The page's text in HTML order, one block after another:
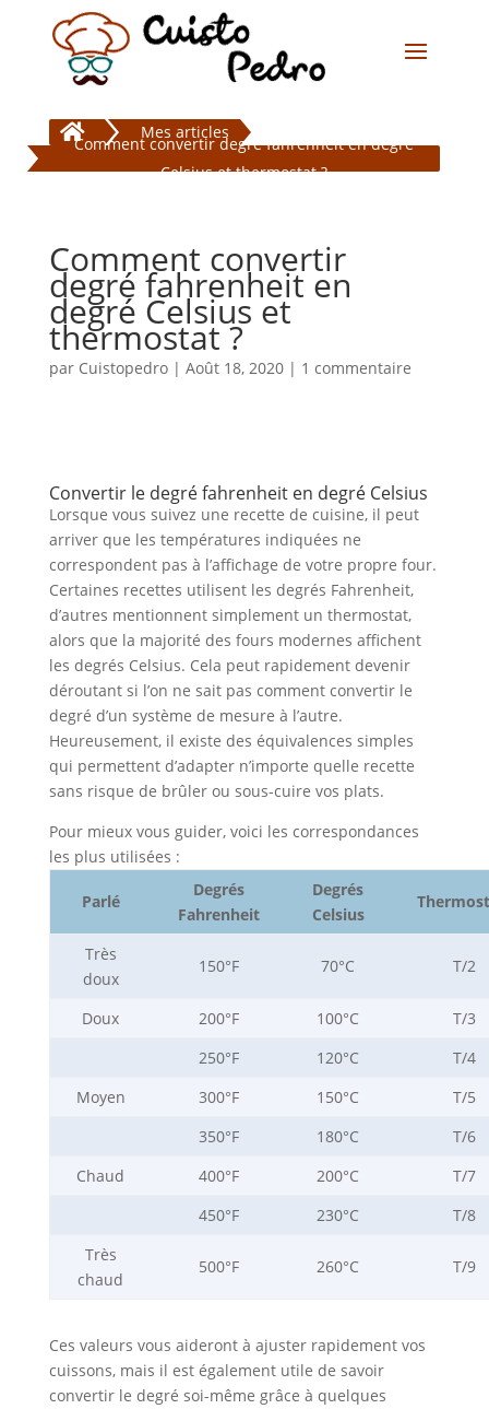
 Mes articles
Comment convertir degré fahrenheit en degré
Celsius et thermostat ?
Comment convertir
degré fahrenheit en
degré Celsius et
thermostat ?
par Cuistopedro| Août 18, 2020| 1 commentaire
Convertir le degré fahrenheit en degré Celsius
Lorsque vous suivez une recette de cuisine, il peut
arriver que les températures indiquées ne
correspondent pas à l’affichage de votre propre four.
Certaines recettes utilisent les degrés Fahrenheit,
d’autres mentionnent simplement un thermostat,
alors que la majorité des fours modernes affichent
les degrés Celsius. Cela peut rapidement devenir
déroutant si l’on ne sait pas comment convertir le
degré d’un système de mesure à l’autre.
Heureusement, il existe des équivalences simples
qui permettent d’adapter n’importe quelle recette
sans risque de brûler ou sous-cuire vos plats.
Pour mieux vous guider, voici les correspondances
les plus utilisées :
Parlé
Degrés
Fahrenheit
Degrés
Celsius
Très
doux
150°F 70°C T/2
Doux 200°F 100°C
T/3
250°F
120°C
T/4
Moyen
300°F 150°C
T/5
350°F
180°C
T/6
Chaud
400°F 200°C
T/7
450°F
230°C
T/8
Très
chaud
500°F 260°C T/9
Ces valeurs vous aideront à ajuster rapidement vos
cuissons, mais il est également utile de savoir
convertir le degré soi-même grâce à quelques